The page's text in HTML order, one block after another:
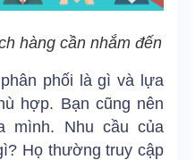
hàng cần nhắm đến
phối là gì và lựa
hợp. Bạn cũng nên
mình. Nhu cầu của
Họ thường truy cập